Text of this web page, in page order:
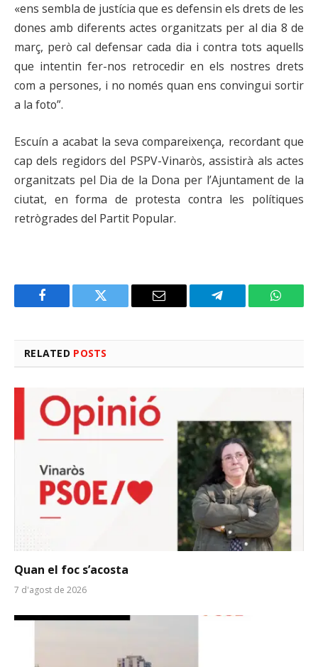
«ens sembla de justícia que es defensin els drets de les
dones amb diferents actes organitzats per al dia 8 de
març, però cal defensar cada dia i contra tots aquells
que intentin fer-nos retrocedir en els nostres drets
com a persones, i no només quan ens convingui sortir
a la foto”.
Escuín a acabat la seva compareixença, recordant que
cap dels regidors del PSPV-Vinaròs, assistirà als actes
organitzats pel Dia de la Dona per l’Ajuntament de la
ciutat, en forma de protesta contra les polítiques
retrògrades del Partit Popular.
Facebook Twitter Email Telegram
RELATED POSTS
Quan el foc s’acosta
7 d'agost de 2026